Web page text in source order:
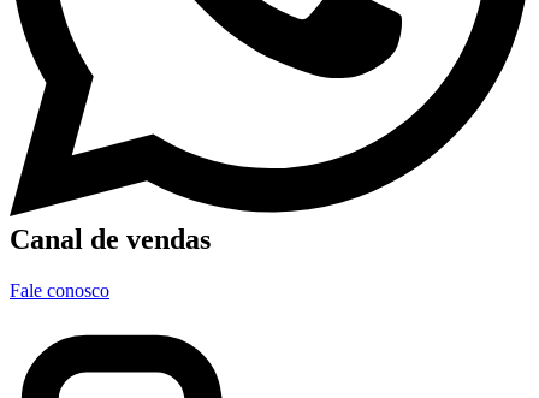
Canal de vendas
Fale conosco